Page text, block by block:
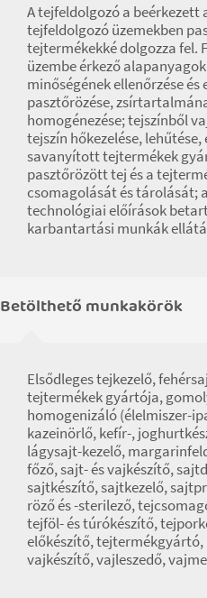
A tejfeldolgozó a beérkezett
tejfeldolgozó üzemekben
tejtermékekké dolgozza fel.
üzembe érkező
minőségének ellenőrzése
pasztőrözése,
homogénezése; tejszínből
tejszín hőkezelése, lehűtése,
savanyított tejtermékek
pasztőrözött tej és a
csomagolását és tárolását;
technológiai előírások
karbantartási munkák
Betölthető munkakörök
Elsődleges tejkezelő,
tejtermékek gyártója,
homogenizáló (élelmiszer-
kazeinörlő, kefír-,
lágysajt-kezelő,
főző, sajt- és vajkészítő,
sajtkészítő, sajtkezelő,
röző és -sterilező,
tejföl- és túrókészítő,
előkészítő,
vajkészítő, vajleszedő,